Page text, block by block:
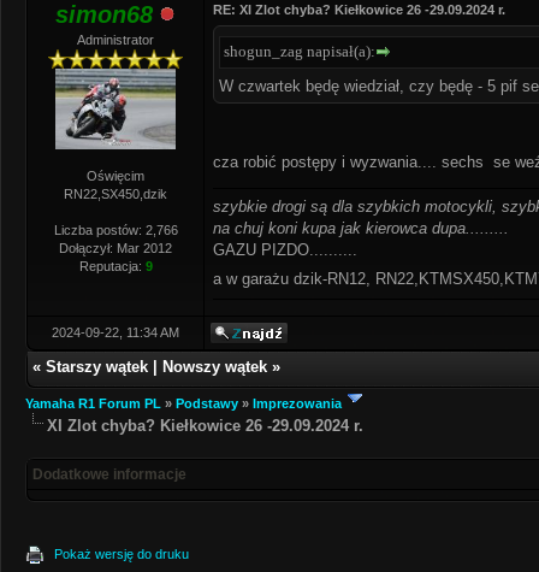
simon68
Administrator
Oświęcim
RN22,SX450,dzik
Liczba postów: 2,766
Dołączył: Mar 2012
Reputacja: 9
RE: XI Zlot chyba? Kiełkowice 26 -29.09.2024 r.
shogun_zag napisał(a):
W czwartek będę wiedział, czy będę - 5 pif
cza robić postępy i wyzwania.... sechs se
szybkie drogi są dla szybkich motocykli,
na chuj koni kupa jak kierowca dupa.........
GAZU PIZDO..........
a w garażu dzik-RN12,
2024-09-22, 11:34 AM
« Starszy wątek Nowszy wątek »
Yamaha R1 Forum PL » Podstawy » Imprezowania
XI Zlot chyba? Kiełkowice 26 -29.09.2024 r.
Dodatkowe informacje
Pokaż wersję do druku